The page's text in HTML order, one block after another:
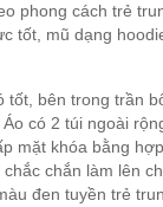
phong cách trẻ
tốt, mũ dạng
tốt, bên trong trần
có 2 túi ngoài
mặt khóa bằng
chắn làm lên
đen tuyền trẻ